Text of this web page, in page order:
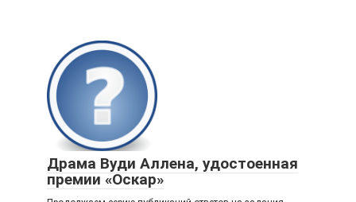
Драма Вуди Аллена, удостоенная
премии «Оскар»